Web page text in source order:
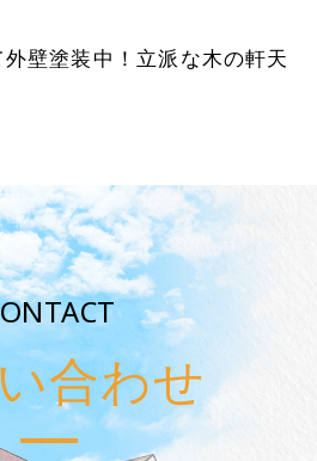
壁塗装中！立派な木の軒天
合わせ